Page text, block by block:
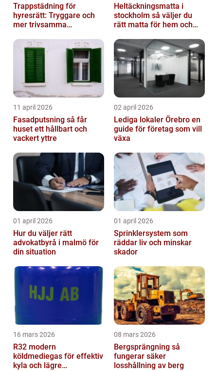
Trappstädning för
hyresrätt: Tryggare och
mer trivsamma
Heltäckningsmatta i
stockholm så väljer du
rätt matta för hem och
11 april 2026
Fasadputsning så får
huset ett hållbart och
vackert yttre
02 april 2026
Lediga lokaler Örebro en
guide för företag som vill
växa
01 april 2026
Hur du väljer rätt
advokatbyrå i malmö för
din situation
01 april 2026
Sprinklersystem som
räddar liv och minskar
skador
16 mars 2026
R32 modern
köldmediegas för effektiv
kyla och lägre
08 mars 2026
Bergsprängning så
fungerar säker
losshållning av berg